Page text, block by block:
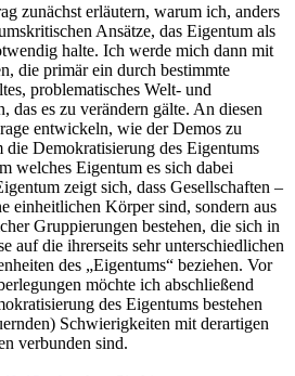
zunächst erläutern, warum ich, anders
Ansätze, das Eigentum als
halte. Ich werde mich dann mit
die primär ein durch bestimmte
problematisches Welt- und
das es zu verändern gälte. An diesen
entwickeln, wie der Demos zu
die Demokratisierung des Eigentums
welches Eigentum es sich dabei
zeigt sich, dass Gesellschaften –
einheitlichen Körper sind, sondern aus
Gruppierungen bestehen, die sich in
auf die ihrerseits sehr unterschiedlichen
des „Eigentums“ beziehen. Vor
möchte ich abschließend
des Eigentums bestehen
Schwierigkeiten mit derartigen
verbunden sind.